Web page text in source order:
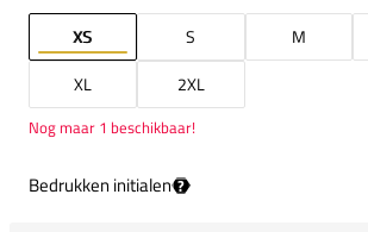
XS S M
XL
2XL
Nog maar 1 beschikbaar!
Bedrukken initialen ?